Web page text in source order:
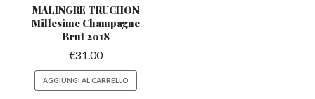
MALINGRE TRUCHON
Millesime Champagne
Brut 2018
€31.00
AGGIUNGI AL CARRELLO